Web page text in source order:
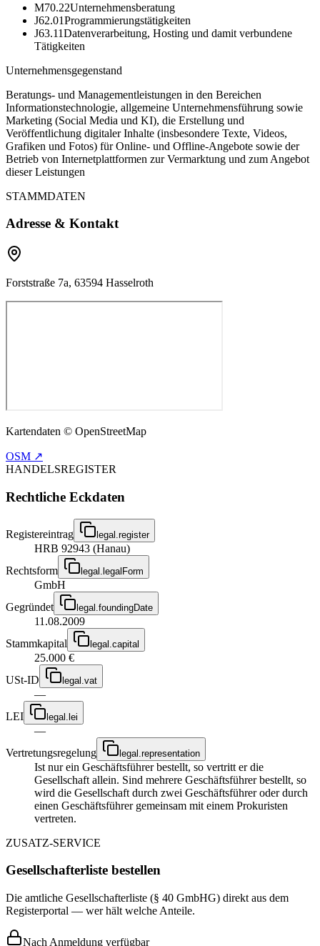
M70.22Unternehmensberatung
J62.01Programmierungstätigkeiten
J63.11Datenverarbeitung, Hosting und damit verbundene
Tätigkeiten
Unternehmensgegenstand
Beratungs- und Managementleistungen in den Bereichen
Informationstechnologie, allgemeine Unternehmensführung sowie
Marketing (Social Media und KI), die Erstellung und
Veröffentlichung digitaler Inhalte (insbesondere Texte, Videos,
Grafiken und Fotos) für Online- und Offline-Angebote sowie der
Betrieb von Internetplattformen zur Vermarktung und zum Angebot
dieser Leistungen
STAMMDATEN
Adresse & Kontakt
Forststraße 7a, 63594 Hasselroth
Kartendaten © OpenStreetMap
OSM ↗
HANDELSREGISTER
Rechtliche Eckdaten
Registereintrag legal.register
HRB 92943 (Hanau)
Rechtsform
legal.legalForm
GmbH
Gegründet
legal.foundingDate
11.08.2009
Stammkapital
legal.capital
25.000 €
USt-ID
legal.vat
—
LEI
legal.lei
—
Vertretungsregelung
legal.representation
Ist nur ein Geschäftsführer bestellt, so vertritt er die
Gesellschaft allein. Sind mehrere Geschäftsführer bestellt, so
wird die Gesellschaft durch zwei Geschäftsführer oder durch
einen Geschäftsführer gemeinsam mit einem Prokuristen
vertreten.
ZUSATZ-SERVICE
Gesellschafterliste bestellen
Die amtliche Gesellschafterliste (§ 40 GmbHG) direkt aus dem
Registerportal — wer hält welche Anteile.
Nach Anmeldung verfügbar